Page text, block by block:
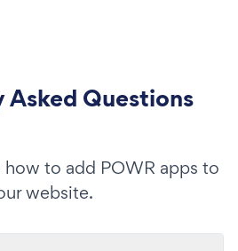
Asked Questions
to add POWR apps to
website.